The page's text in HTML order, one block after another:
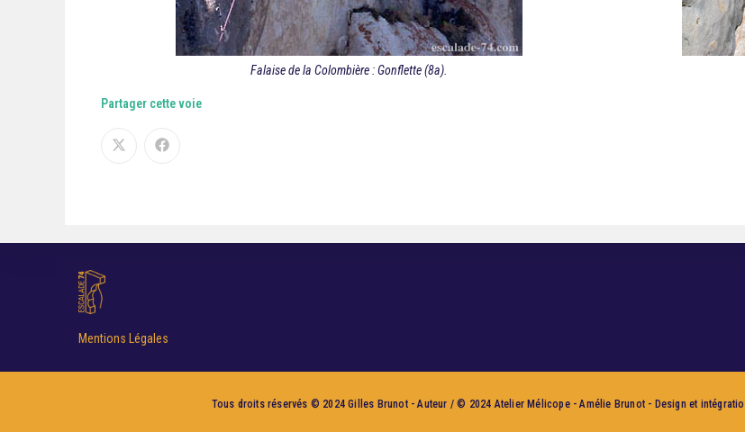
Falaise de la Colombière : Gonflette (8a).
Partager cette voie
Mentions Légales
Tous droits réservés © 2024 Gilles Brunot - Auteur / © 2024 Atelier Mélicope - Amélie Brunot - Design et